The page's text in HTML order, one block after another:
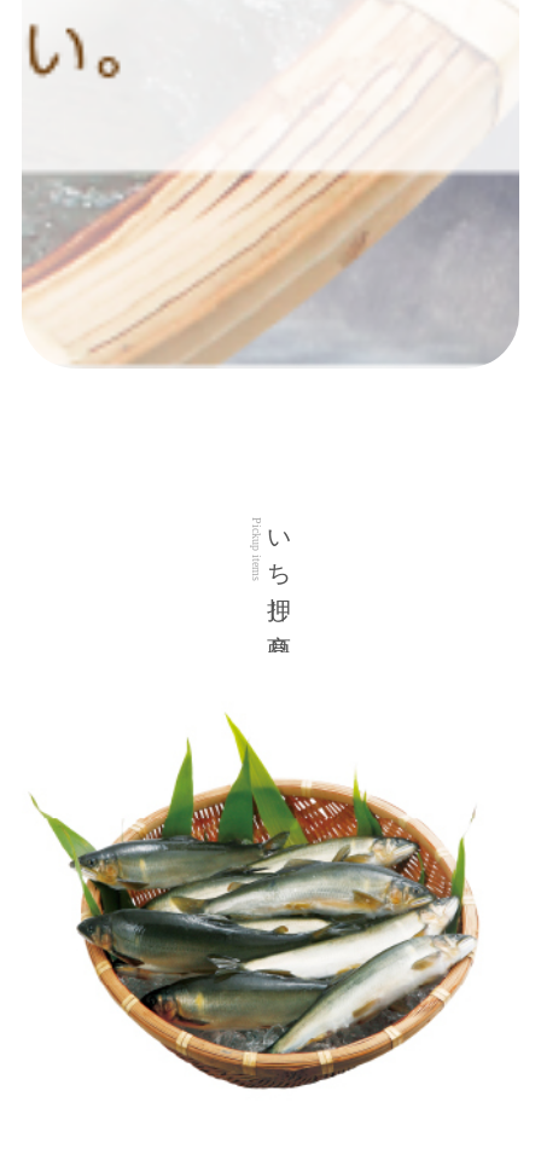
いち押し商品
Pickup items